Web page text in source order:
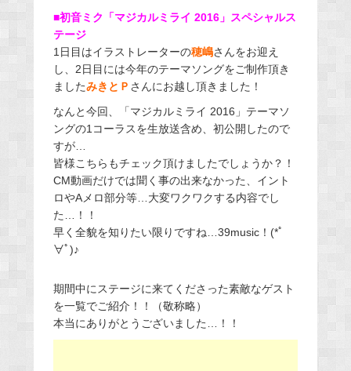
■初音ミク「マジカルミライ 2016」スペシャルス
テージ
1日目はイラストレーターの穂嶋さんをお迎え
し、2日目には今年のテーマソングをご制作頂き
ましたみきとＰ さんにお越し頂きました！
なんと今回、「マジカルミライ 2016」テーマソ
ングの1コーラスを生放送含め、初公開したので
すが…
皆様こちらもチェック頂けましたでしょうか？！
CM動画だけでは聞く事の出来なかった、イント
ロやAメロ部分等…大変ワクワクする内容でし
た…！！
早く全貌を知りたい限りですね…39music！(*ﾟ
∀ﾟ)♪
期間中にステージに来てくださった素敵なゲスト
を一覧でご紹介！！（敬称略）
本当にありがとうございました…！！